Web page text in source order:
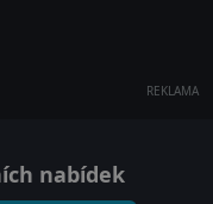
REKLAMA
nabídek